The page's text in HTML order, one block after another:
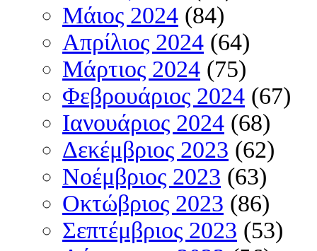
Μάιος 2024 (84)
Απρίλιος 2024 (64)
Μάρτιος 2024 (75)
Φεβρουάριος 2024 (67)
Ιανουάριος 2024 (68)
Δεκέμβριος 2023 (62)
Νοέμβριος 2023 (63)
Οκτώβριος 2023 (86)
Σεπτέμβριος 2023 (53)